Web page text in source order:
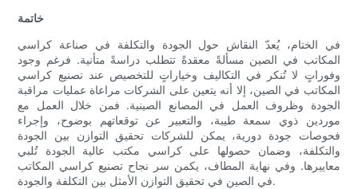
خاتمة
في الختام، يُعدّ النقاش حول الجودة والتكلفة في صناعة كراسي
المكاتب في الصين مسألةً معقدةً تتطلب دراسةً متأنية. فرغم وجود
وفوراتٍ لا تُنكر في التكاليف وخياراتٍ للتخصيص عند تصنيع كراسي
المكاتب في الصين، إلا أنه يتعين على الشركات مراعاة عمليات مراقبة
الجودة وظروف العمل في المصانع الصينية. فمن خلال العمل مع
موردين ذوي سمعة طيبة، والتعبير عن توقعاتهم بوضوح، وإجراء
فحوصات جودة دورية، يمكن للشركات تحقيق التوازن بين الجودة
والتكلفة، وضمان حصولها على كراسي مكتب عالية الجودة تُلبي
معاييرها. وفي نهاية المطاف، يكمن سر نجاح تصنيع كراسي المكاتب
في الصين في تحقيق التوازن الأمثل بين التكلفة والجودة.